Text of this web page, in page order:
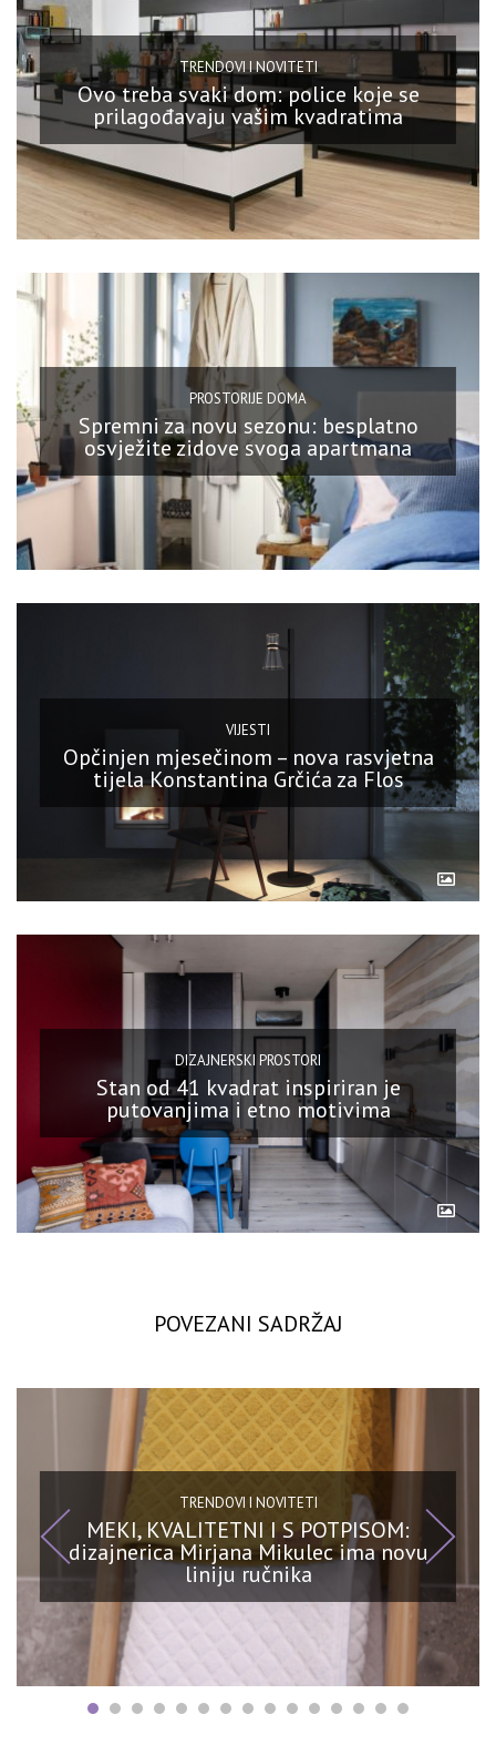
TRENDOVI I NOVITETI
Ovo treba svaki dom: police koje se
prilagođavaju vašim kvadratima
PROSTORIJE DOMA
Spremni za novu sezonu: besplatno
osvježite zidove svoga apartmana
VIJESTI
Opčinjen mjesečinom – nova rasvjetna
tijela Konstantina Grčića za Flos
DIZAJNERSKI PROSTORI
Stan od 41 kvadrat inspiriran je
putovanjima i etno motivima
POVEZANI SADRŽAJ
TRENDOVI I NOVITETI
MEKI, KVALITETNI I S POTPISOM:
dizajnerica Mirjana Mikulec ima novu
liniju ručnika